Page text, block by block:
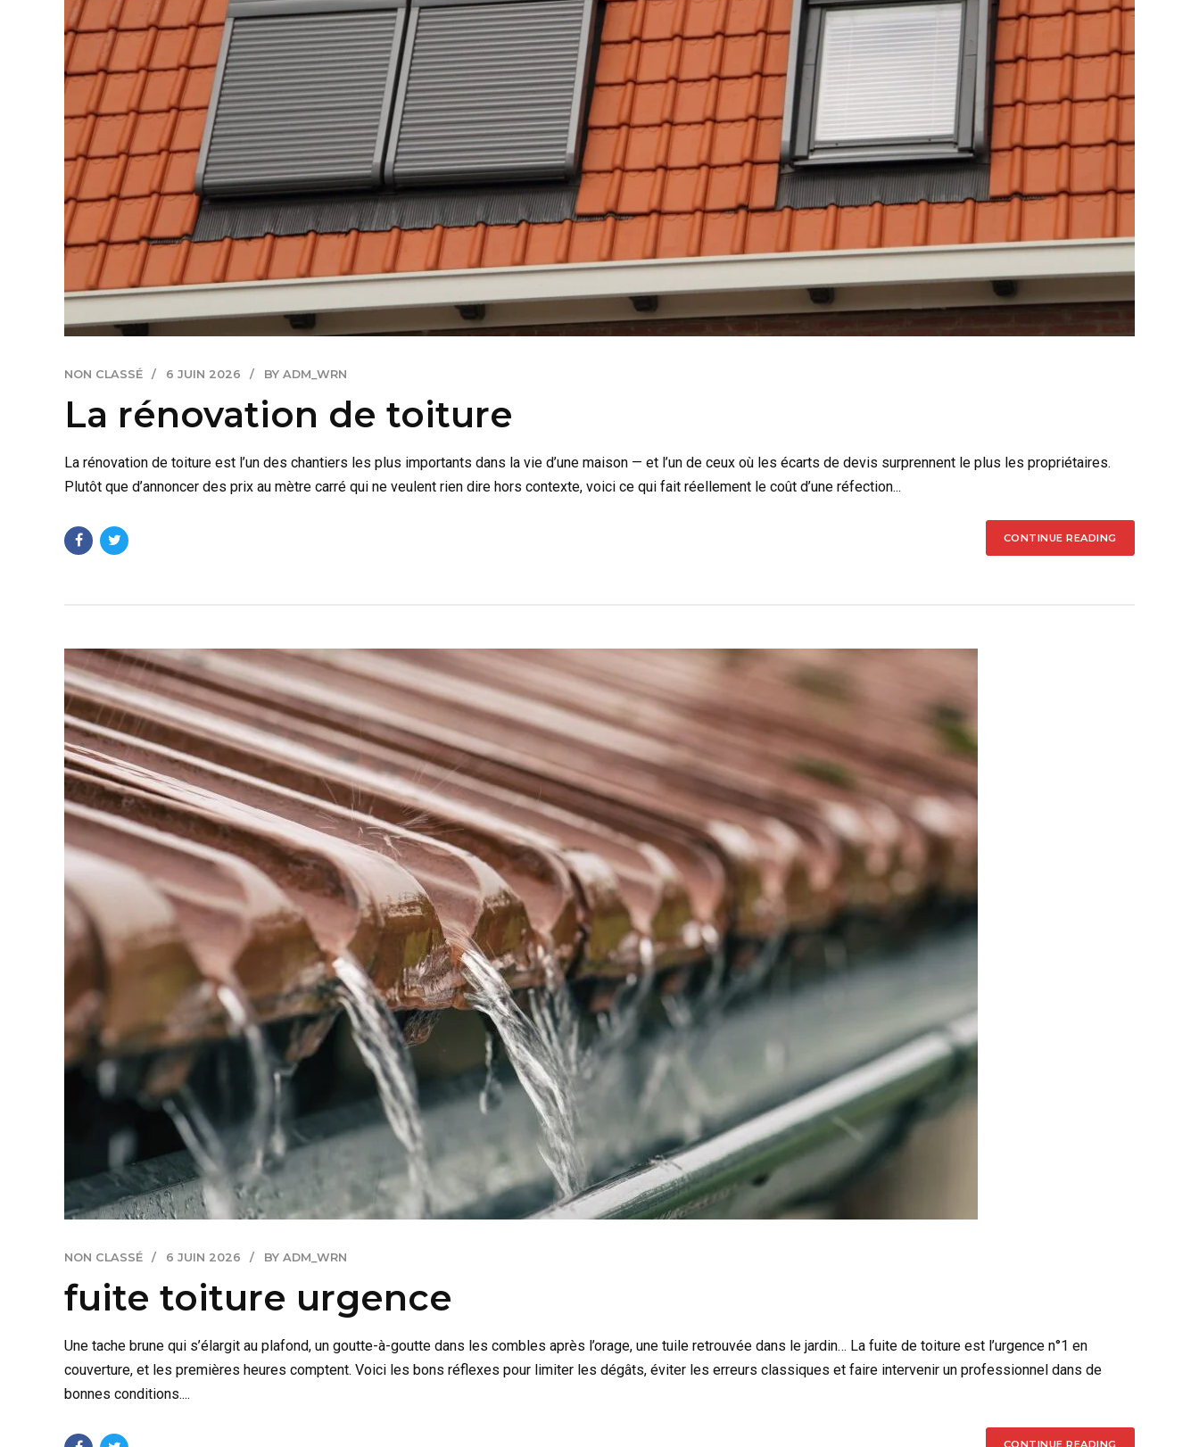
NON CLASSÉ 6 JUIN 2026 BY ADM_WRN
La rénovation de toiture
La rénovation de toiture est l’un des chantiers les plus importants dans la vie d’une maison — et l’un de ceux où les écarts de devis surprennent le plus les propriétaires.
Plutôt que d’annoncer des prix au mètre carré qui ne veulent rien dire hors contexte, voici ce qui fait réellement le coût d’une réfection...
CONTINUE READING
NON CLASSÉ 6 JUIN 2026 BY ADM_WRN
fuite toiture urgence
Une tache brune qui s’élargit au plafond, un goutte-à-goutte dans les combles après l’orage, une tuile retrouvée dans le jardin… La fuite de toiture est l’urgence n°1 en
couverture, et les premières heures comptent. Voici les bons réflexes pour limiter les dégâts, éviter les erreurs classiques et faire intervenir un professionnel dans de
bonnes conditions....